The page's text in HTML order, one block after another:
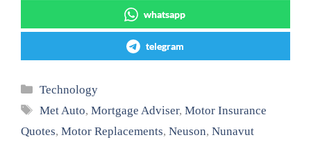
whatsapp
telegram
Categories
Technology
Tags
Met Auto,Mortgage Adviser,Motor Insurance
Quotes, Motor Replacements, Neuson, Nunavut